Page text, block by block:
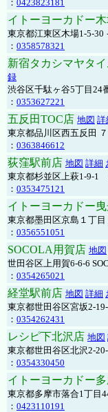
： 0423823181
イトーヨーカドー
東京都江東区木場1-5-30
： 0358578321
新宿タカシマヤタ
録
渋谷区千駄ヶ谷5丁目
： 0353627221
五反田TOC店 地図 詳
東京都品川区西五反田
： 0363846612
荻窪駅前店 地図 詳細
東京都杉並区上萩1-9-1
： 0353475121
イトーヨーカドー
東京都墨田区京島１丁
： 0356551051
SOCOLA用賀店 地図
世田谷区上用賀6-6-6
： 0354265021
経堂駅前店 地図 詳細
東京都世田谷区宮坂2-
： 0354262431
レシピ下北沢店 地図
東京都世田谷区北沢2-
： 0354330450
イトーヨーカドー
東京都多摩市落合1丁目
： 0423110191